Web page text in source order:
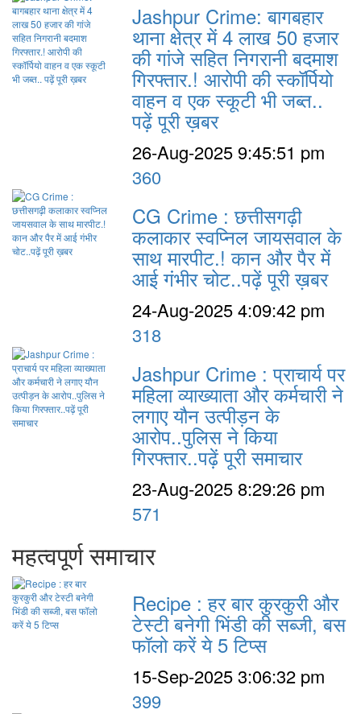
Jashpur Crime: बागबहार
थाना क्षेत्र में 4 लाख 50 हजार
की गांजे सहित निगरानी बदमाश
गिरफ्तार.! आरोपी की स्कॉर्पियो
वाहन व एक स्कूटी भी जब्त..
पढ़ें पूरी ख़बर
26-Aug-2025 9:45:51 pm
360
CG Crime : छत्तीसगढ़ी
कलाकार स्वप्निल जायसवाल के
साथ मारपीट.! कान और पैर में
आई गंभीर चोट..पढ़ें पूरी ख़बर
24-Aug-2025 4:09:42 pm
318
Jashpur Crime : प्राचार्य पर
महिला व्याख्याता और कर्मचारी ने
लगाए यौन उत्पीड़न के
आरोप..पुलिस ने किया
गिरफ्तार..पढ़ें पूरी समाचार
23-Aug-2025 8:29:26 pm
571
महत्वपूर्ण समाचार
Recipe : हर बार कुरकुरी और
टेस्टी बनेगी भिंडी की सब्जी, बस
फॉलो करें ये 5 टिप्स
15-Sep-2025 3:06:32 pm
399